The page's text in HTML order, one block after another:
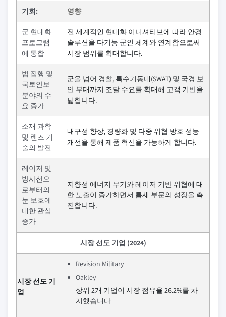
기회: 영향
군 현대화
프로그램
에 통합
전 세계적인 현대화 이니셔티브에 따라 안경
솔루션을 다기능 군인 체계와 연계함으로써
시장 범위를 확대합니다.
법 집행 및
국토안보
분야의 수
요 증가
군을 넘어 경찰, 특수기동대(SWAT) 및 국경 보
안 부대까지 조달 수요를 확대해 고객 기반을
넓힙니다.
소재 과학
및 렌즈 기
술의 발전
내구성 향상, 경량화 및 다중 위협 방호 성능
개선을 통해 제품 혁신을 가능하게 합니다.
레이저 및
방사선으
로부터의
눈 보호에
대한 관심
증가
지향성 에너지 무기와 레이저 기반 위협에 대
한 노출이 증가하면서 틈새 부문의 성장을 촉
진합니다.
시장 선도 기업 (2024)
시장 선도 기
업
Revision Military
Oakley
상위 2개 기업이 시장 점유율 26.2%를 차
지했습니다